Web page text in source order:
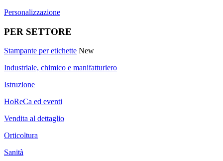
Personalizzazione
PER SETTORE
Stampante per etichette New
Industriale, chimico e manifatturiero
Istruzione
HoReCa ed eventi
Vendita al dettaglio
Orticoltura
Sanità